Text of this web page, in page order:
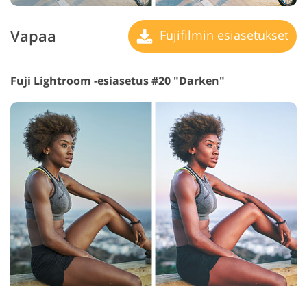
Vapaa Fujifilmin esiasetukset
Fuji Lightroom -esiasetus #20 "Darken"